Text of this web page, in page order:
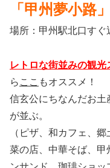
「甲州夢小路」
場所：甲州駅北口すぐ
レトロな街並みの観光
ら ここ もオススメ！
信玄公にちなんだお
が並ぶ。
（ピザ、和カフェ、
菜の店、中華そば、